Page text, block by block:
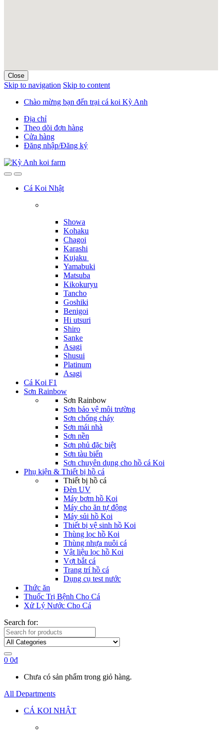
Close
Skip to navigation Skip to content
Chào mừng bạn đến trại cá koi Kỳ Anh
Địa chỉ
Theo dõi đơn hàng
Cửa hàng
Đăng nhập/Đăng ký
Cá Koi Nhật
Showa
Kohaku
Chagoi
Karashi
Kujaku
Yamabuki
Matsuba
Kikokuryu
Tancho
Goshiki
Benigoi
Hi utsuri
Shiro
Sanke
Asagi
Shusui
Platinum
Asagi
Cá Koi F1
Sơn Rainbow
Sơn Rainbow
Sơn bảo vệ môi trường
Sơn chống cháy
Sơn mái nhà
Sơn nền
Sơn phủ đặc biệt
Sơn tàu biển
Sơn chuyên dụng cho hồ cá Koi
Phụ kiện & Thiết bị hồ cá
Thiết bị hồ cá
Đèn UV
Máy bơm hồ Koi
Máy cho ăn tự động
Máy sủi hồ Koi
Thiết bị vệ sinh hồ Koi
Thùng lọc hồ Koi
Thùng nhựa nuôi cá
Vật liệu lọc hồ Koi
Vợt bắt cá
Trang trí hồ cá
Dụng cụ test nước
Thức ăn
Thuốc Trị Bệnh Cho Cá
Xử Lý Nước Cho Cá
Search for:
0 0₫
Chưa có sản phẩm trong giỏ hàng.
All Departments
CÁ KOI NHẬT